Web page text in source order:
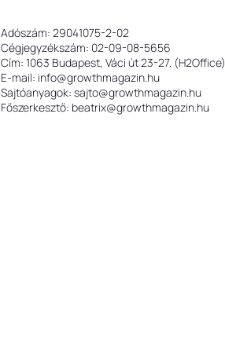
Adószám: 29041075-2-02
Cégjegyzékszám: 02-09-08-5656
Cím: 1063 Budapest, Váci út 23-27. (H2Office)
E-mail: info@growthmagazin.hu
Sajtóanyagok: sajto@growthmagazin.hu
Főszerkesztő: beatrix@growthmagazin.hu